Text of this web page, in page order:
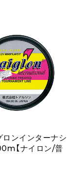
ロンインターナシ
【ナイロン/普